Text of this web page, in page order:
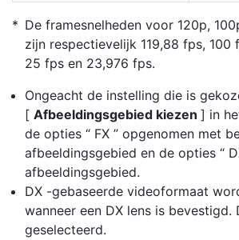
De framesnelheden voor 120p,
zijn respectievelijk 119,88 fps,
25 fps en 23,976 fps.
Ongeacht de instelling die is
[ Afbeeldingsgebied kiezen ] in
de opties “ FX ” opgenomen met
afbeeldingsgebied en de opties “
afbeeldingsgebied.
DX -gebaseerde videoformaat
wanneer een DX lens is
geselecteerd.